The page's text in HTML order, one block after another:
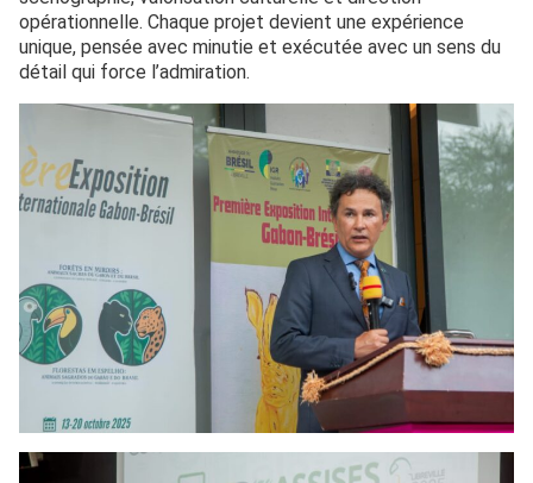
opérationnelle. Chaque projet devient une expérience
unique, pensée avec minutie et exécutée avec un sens du
détail qui force l’admiration.